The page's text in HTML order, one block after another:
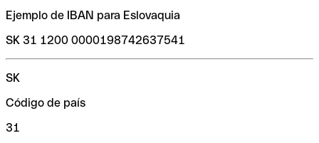
Ejemplo de IBAN para Eslovaquia
SK 31 1200 0000198742637541
SK
Código de país
31